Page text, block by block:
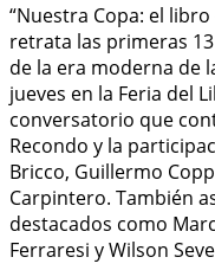
“Nuestra Copa: el
retrata las primeras
de la era moderna de
jueves en la Feria del
conversatorio que
Recondo y la
Bricco, Guillermo
Carpintero. También
destacados como
Ferraresi y Wilson